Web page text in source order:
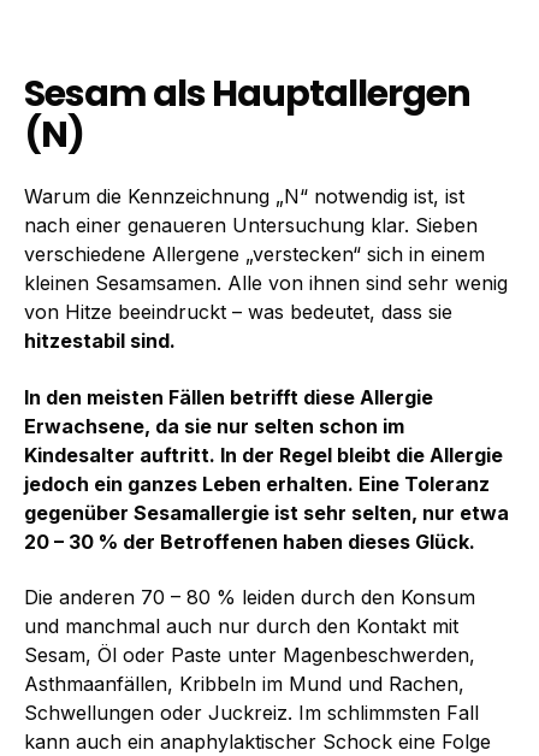
Sesam als Hauptallergen
(N)
Warum die Kennzeichnung „N“ notwendig ist, ist
nach einer genaueren Untersuchung klar. Sieben
verschiedene Allergene „verstecken“ sich in einem
kleinen Sesamsamen. Alle von ihnen sind sehr wenig
von Hitze beeindruckt – was bedeutet, dass sie
hitzestabil sind.
In den meisten Fällen betrifft diese Allergie
Erwachsene, da sie nur selten schon im
Kindesalter auftritt. In der Regel bleibt die Allergie
jedoch ein ganzes Leben erhalten. Eine Toleranz
gegenüber Sesamallergie ist sehr selten, nur etwa
20 – 30 % der Betroffenen haben dieses Glück.
Die anderen 70 – 80 % leiden durch den Konsum
und manchmal auch nur durch den Kontakt mit
Sesam, Öl oder Paste unter Magenbeschwerden,
Asthmaanfällen, Kribbeln im Mund und Rachen,
Schwellungen oder Juckreiz. Im schlimmsten Fall
kann auch ein anaphylaktischer Schock eine Folge